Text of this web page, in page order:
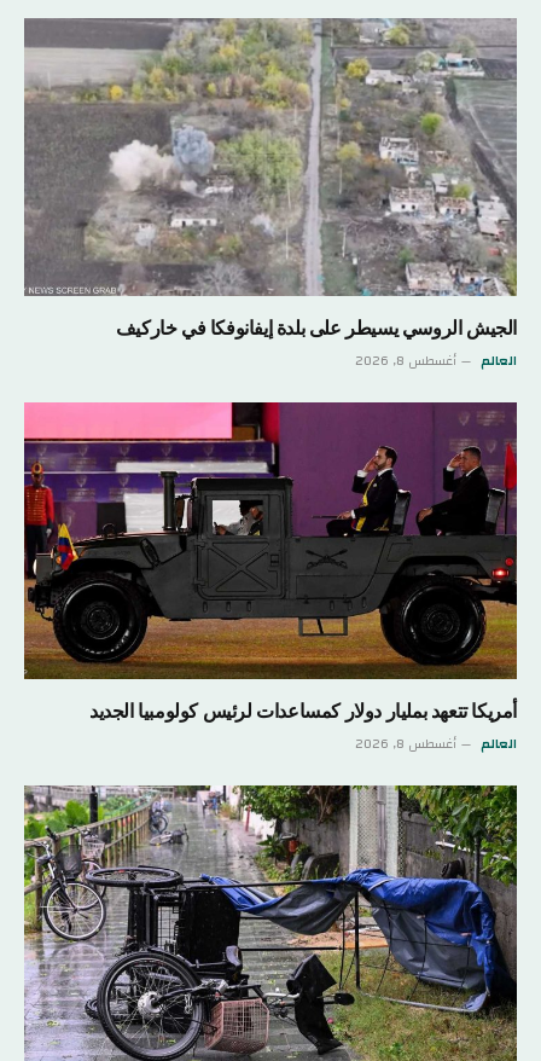
الجيش الروسي يسيطر على بلدة إيفانوفكا في خاركيف
العالم أغسطس 8, 2026
أمريكا تتعهد بمليار دولار كمساعدات لرئيس كولومبيا الجديد
العالم أغسطس 8, 2026